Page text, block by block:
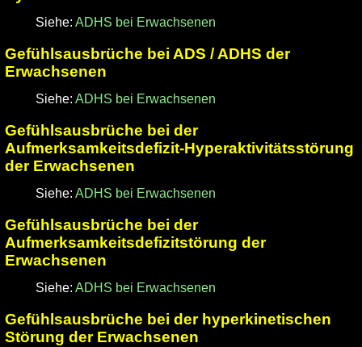
Siehe:ADHS bei Erwachsenen
Gefühlsausbrüche bei ADS / ADHS der
Erwachsenen
Siehe:ADHS bei Erwachsenen
Gefühlsausbrüche bei der
Aufmerksamkeitsdefizit-Hyperaktivitätsstörung
der Erwachsenen
Siehe:ADHS bei Erwachsenen
Gefühlsausbrüche bei der
Aufmerksamkeitsdefizitstörung der
Erwachsenen
Siehe:ADHS bei Erwachsenen
Gefühlsausbrüche bei der hyperkinetischen
Störung der Erwachsenen